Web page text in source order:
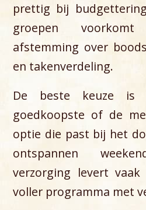
prettig bij
groepen
afstemming over
en takenverdeling.
De beste keuze is
goedkoopste of de
optie die past bij het
ontspannen
verzorging levert
voller programma met